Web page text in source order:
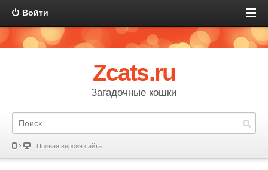
Войти
Zcats.ru
Загадочные кошки
Полная версия сайта